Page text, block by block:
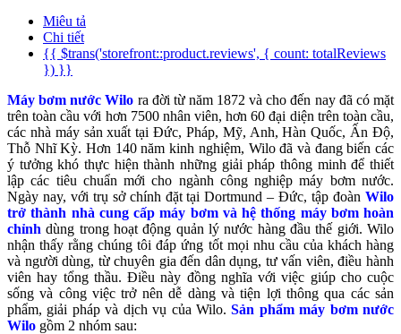
Miêu tả
Chi tiết
{{ $trans('storefront::product.reviews', { count: totalReviews
}) }}
Máy bơm nước Wilo ra đời từ năm 1872 và cho đến nay đã có mặt
trên toàn cầu với hơn 7500 nhân viên, hơn 60 đại diện trên toàn cầu,
các nhà máy sản xuất tại Đức, Pháp, Mỹ, Anh, Hàn Quốc, Ấn Độ,
Thỗ Nhĩ Kỳ. Hơn 140 năm kinh nghiệm, Wilo đã và đang biến các
ý tưởng khó thực hiện thành những giải pháp thông minh để thiết
lập các tiêu chuẩn mới cho ngành công nghiệp máy bơm nước.
Ngày nay, với trụ sở chính đặt tại Dortmund – Đức, tập đoàn Wilo
trở thành nhà cung cấp máy bơm và hệ thống máy bơm hoàn
chỉnh dùng trong hoạt động quản lý nước hàng đầu thế giới. Wilo
nhận thấy rằng chúng tôi đáp ứng tốt mọi nhu cầu của khách hàng
và người dùng, từ chuyên gia đến dân dụng, tư vấn viên, điều hành
viên hay tổng thầu. Điều này đồng nghĩa với việc giúp cho cuộc
sống và công việc trở nên dễ dàng và tiện lợi thông qua các sản
phẩm, giải pháp và dịch vụ của Wilo.Sản phẩm máy bơm nước
Wilo gồm 2 nhóm sau: